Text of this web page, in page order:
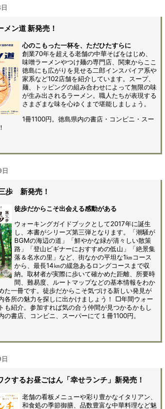
メン道 新発売！
心のこもった一杯を、ただひたすらに
創業70年を超える老舗の中華そばをはじめ、
味噌ラーメンやつけ麺の専門店、関東からここ
徳島にも広がりを見せる二郎インスパイア系や
家系など102店舗を紹介しています。スープ、
麺、トッピングの組み合わせによって無限の味
が生み出されるラーメン。職人たちが表現する
さまざまな味を心ゆくまで堪能しましょう。
1冊1100円。徳島県内の書店・コンビニ・スー
歩 新発売！
徒歩だからこそ出会える感動がある
ウォーキングガイドブックとして2017年に誕生
し、本書がシリーズ第三弾となります。「潮騒が
BGMの海辺の道」「鮮やかな緑が清々しい散策
路」「登山ビギナーにおすすめの低山」「絶景集
落＆名水の里」など、街なかの平坦な1㎞コース
から、最長14㎞の緩急あるロングコースまで収
納。取材者が実際に歩いて確かめた距離、所要時
間、難易度、ルートマップなどの基本情報をわか
た一冊です。徒歩だからこそ気づける新しい発見が
各所の魅力を探しに出かけましょう！ □年間ウォー
も紹介。参加すれば気の合う仲間が見つかるかもし
の書店、コンビニ、スーパーにて１冊1100円。
クするお昼ごはん「幸せランチ」新発売！
老舗の看板メニューや彩り豊かなイタリアン、
和食処の季節御膳、品数豊富な中華料理など魅